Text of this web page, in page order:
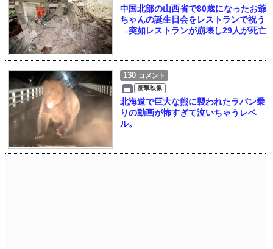
中国北部の山西省で80歳になったお爺
ちゃんの誕生日会をレストランで祝う
→突如レストランが崩壊し29人が死亡
130 コメント
衝撃映像
北海道で巨大な熊に襲われたラパン乗
りの動画が怖すぎて泣いちゃうレベ
ル。